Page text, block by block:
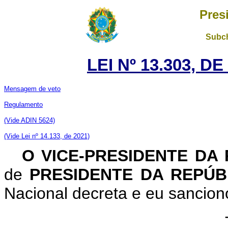
LEI Nº 13.303,
Mensagem de veto
Regulamento
(Vide ADIN 5624)
(Vide Lei nº 14.133, de 2021)
O VICE-PRESIDENTE
de PRESIDENTE DA
Nacional decreta e eu